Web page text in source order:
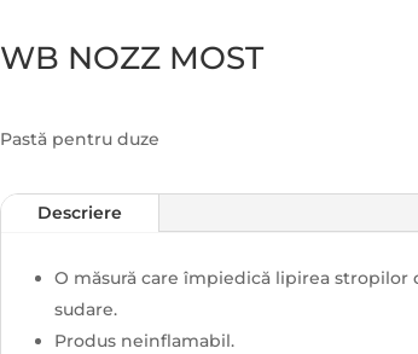
WB NOZZ MOST
Pastă pentru duze
Descriere
O măsură care împiedică lipirea
sudare.
Produs neinflamabil.